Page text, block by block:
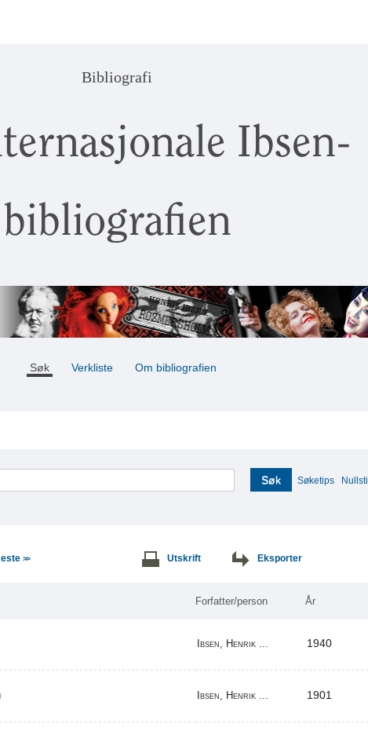
Bibliografi
Ibsen-
bibliografien
Søk Verkliste Om bibliografien
Søk Søketips Nullstill
>> Utskrift Eksporter
Forfatter/person År
Ibsen, Henrik ... 1940
Ibsen, Henrik ... 1901